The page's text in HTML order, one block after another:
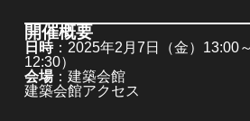
開催概要
日時：2025年2月7日（金）13:00
12:30）
会場：建築会館
建築会館アクセス